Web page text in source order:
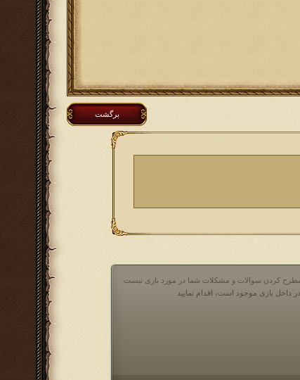
برگشت
مطرح کردن سوالات و مشکلات شما در مورد بازی نیست